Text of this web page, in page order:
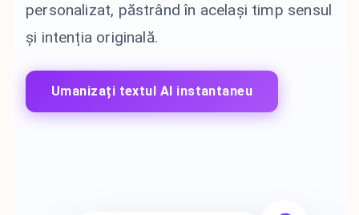
personalizat, păstrând în același timp sensul
și intenția originală.
Umanizați textul AI instantaneu